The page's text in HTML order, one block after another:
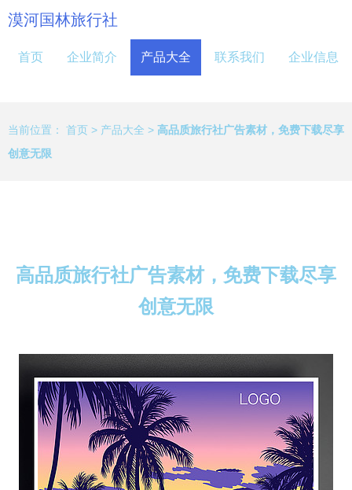
漠河国林旅行社
首页 企业简介 产品大全 联系我们 企业信息
当前位置： 首页 > 产品大全 > 高品质旅行社广告素材，免费下载尽享
创意无限
高品质旅行社广告素材，免费下载尽享
创意无限